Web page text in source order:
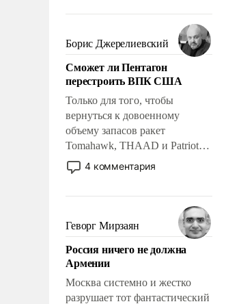
мужественным и твердым под
ударами судьбы, брать на себя
ответственность, помогать
слабым, идти вперед и
адаптироваться.
Борис Джерелиевский
Сможет ли Пентагон
перестроить ВПК США
Только для того, чтобы
вернуться к довоенному
объему запасов ракет
Tomahawk, THAAD и Patriot
США потребуется более трех
лет. Даже небольшая война с
Сложившаяся ситуация
означает многолетний период
уязвимости США, например,
перед Китаем.
4 комментария
Геворг Мирзаян
Россия ничего не должна
Армении
Москва системно и жестко
разрушает тот фантастический